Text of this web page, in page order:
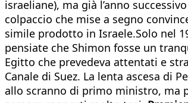
israeliane), ma già l’anno
colpaccio che mise a segno
simile prodotto in Israele.Solo nel
pensiate che Shimon fosse un
Egitto che prevedeva attentati e
Canale di Suez. La lenta ascesa di
allo scranno di primo ministro, ma